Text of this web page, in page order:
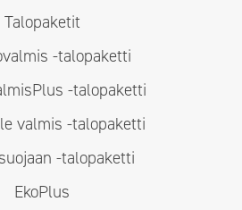
Talopaketit
-talopaketti
-talopaketti
valmis -talopaketti
-talopaketti
EkoPlus